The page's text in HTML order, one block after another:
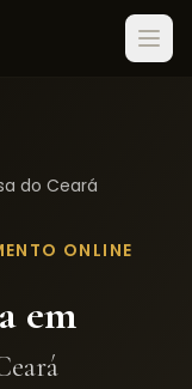
do Ceará
ONLINE
em